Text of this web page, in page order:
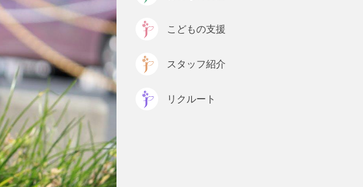
こどもの支援
スタッフ紹介
リクルート